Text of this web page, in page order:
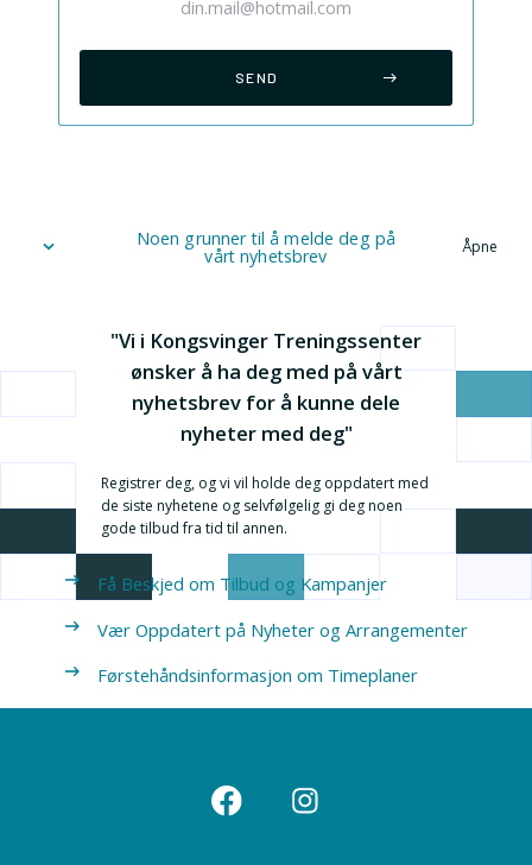
Åpne
Noen grunner til å melde deg på
vårt nyhetsbrev
"Vi i Kongsvinger Treningssenter
ønsker å ha deg med på vårt
nyhetsbrev for å kunne dele
nyheter med deg"
Registrer deg, og vi vil holde deg oppdatert med
de siste nyhetene og selvfølgelig gi deg noen
gode tilbud fra tid til annen.
Få Beskjed om Tilbud og Kampanjer
Vær Oppdatert på Nyheter og Arrangementer
Førstehåndsinformasjon om Timeplaner